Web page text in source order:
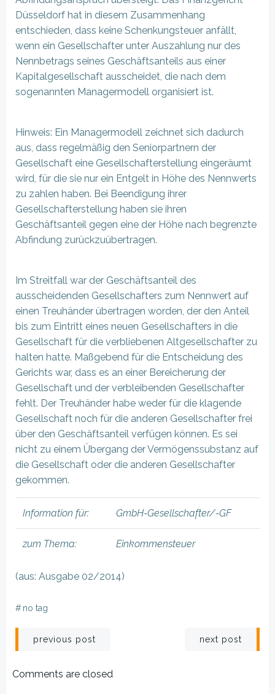
Düsseldorf hat in diesem Zusammenhang
entschieden, dass keine Schenkungsteuer anfällt,
wenn ein Gesellschafter unter Auszahlung nur des
Nennbetrags seines Geschäftsanteils aus einer
Kapitalgesellschaft ausscheidet, die nach dem
sogenannten Managermodell organisiert ist.
Hinweis: Ein Managermodell zeichnet sich dadurch
aus, dass regelmäßig den Seniorpartnern der
Gesellschaft eine Gesellschafterstellung eingeräumt
wird, für die sie nur ein Entgelt in Höhe des Nennwerts
zu zahlen haben. Bei Beendigung ihrer
Gesellschafterstellung haben sie ihren
Geschäftsanteil gegen eine der Höhe nach begrenzte
Abfindung zurückzuübertragen.
Im Streitfall war der Geschäftsanteil des
ausscheidenden Gesellschafters zum Nennwert auf
einen Treuhänder übertragen worden, der den Anteil
bis zum Eintritt eines neuen Gesellschafters in die
Gesellschaft für die verbliebenen Altgesellschafter zu
halten hatte. Maßgebend für die Entscheidung des
Gerichts war, dass es an einer Bereicherung der
Gesellschaft und der verbleibenden Gesellschafter
fehlt. Der Treuhänder habe weder für die klagende
Gesellschaft noch für die anderen Gesellschafter frei
über den Geschäftsanteil verfügen können. Es sei
nicht zu einem Übergang der Vermögenssubstanz auf
die Gesellschaft oder die anderen Gesellschafter
gekommen.
Information für: GmbH-Gesellschafter/-GF
zum Thema: Einkommensteuer
(aus: Ausgabe 02/2014)
# no tag
Beitragsnavigation
previous post next post
Comments are closed